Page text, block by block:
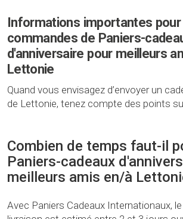
Informations importantes
commandes de Paniers-
d'anniversaire pour meilleurs
Lettonie
Quand vous envisagez d’envoyer un
de Lettonie, tenez compte des points
Combien de temps faut-il
Paniers-cadeaux
meilleurs amis en/à
Avec Paniers Cadeaux Internationaux,